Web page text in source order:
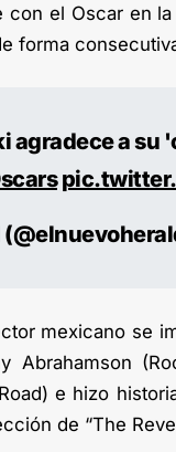
con el Oscar en
forma
agradece a su
mexicano se
Abrahamson
e hizo
de “The